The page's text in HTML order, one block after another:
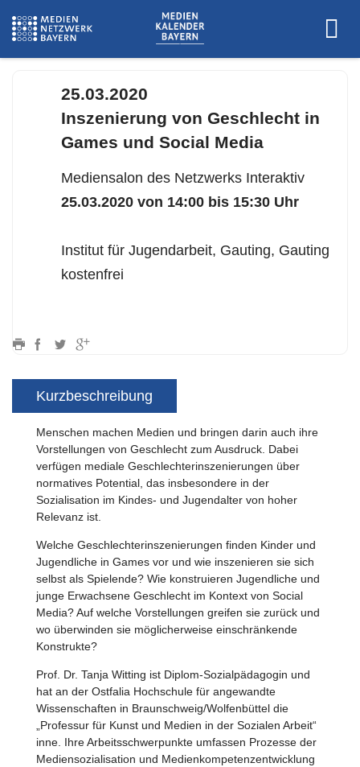
25.03.2020
Inszenierung von Geschlecht in
Games und Social Media
Mediensalon des Netzwerks Interaktiv
25.03.2020 von 14:00 bis 15:30 Uhr
Institut für Jugendarbeit, Gauting, Gauting
kostenfrei
Kurzbeschreibung
Menschen machen Medien und bringen darin auch ihre
Vorstellungen von Geschlecht zum Ausdruck. Dabei
verfügen mediale Geschlechterinszenierungen über
normatives Potential, das insbesondere in der
Sozialisation im Kindes- und Jugendalter von hoher
Relevanz ist.
Welche Geschlechterinszenierungen finden Kinder und
Jugendliche in Games vor und wie inszenieren sie sich
selbst als Spielende? Wie konstruieren Jugendliche und
junge Erwachsene Geschlecht im Kontext von Social
Media? Auf welche Vorstellungen greifen sie zurück und
wo überwinden sie möglicherweise einschränkende
Konstrukte?
Prof. Dr. Tanja Witting ist Diplom-Sozialpädagogin und
hat an der Ostfalia Hochschule für angewandte
Wissenschaften in Braunschweig/Wolfenbüttel die
„Professur für Kunst und Medien in der Sozialen Arbeit“
inne. Ihre Arbeitsschwerpunkte umfassen Prozesse der
Mediensozialisation und Medienkompetenzentwicklung